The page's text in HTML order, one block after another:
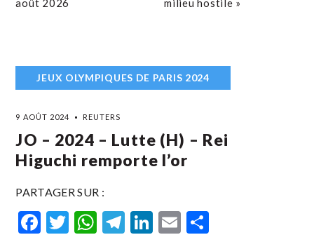
août 2026
milieu hostile »
JEUX OLYMPIQUES DE PARIS 2024
9 AOÛT 2024 REUTERS
JO – 2024 – Lutte (H) – Rei
Higuchi remporte l’or
PARTAGER SUR :
Facebook
Twitter
WhatsApp
Telegram
LinkedIn
Email